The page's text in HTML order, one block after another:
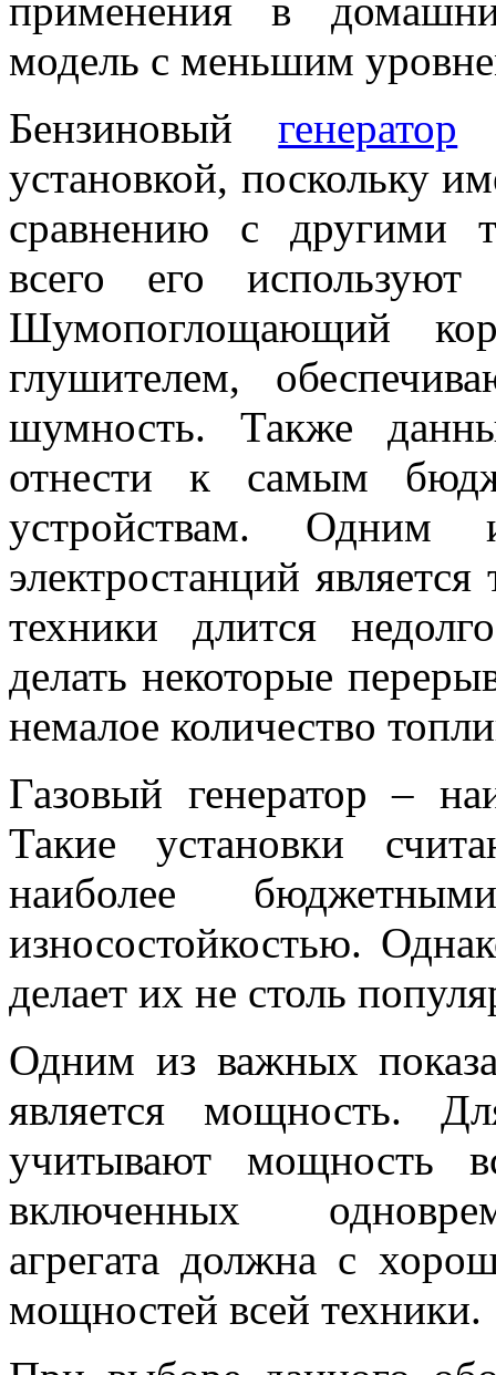
применения в
модель с меньшим
Бензиновыйгенератор
установкой, поскольку
сравнению с другими
всего его
Шумопоглощающий
глушителем,
шумность. Также
отнести к самым
устройствам. Одним
электростанций
техники длится
делать некоторые
немалое количество
Газовый генератор –
Такие установки
наиболее
износостойкостью.
делает их не столь
Одним из важных
является мощность.
учитывают мощность
включенных
агрегата должна с
мощностей всей техники.